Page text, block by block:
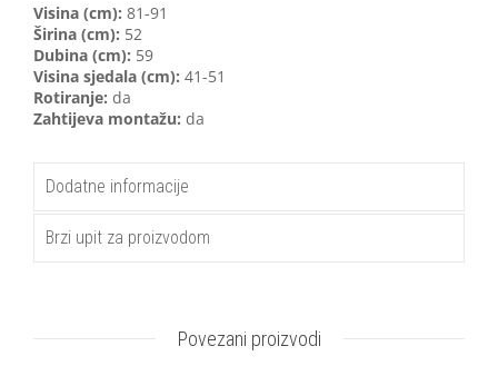
Visina (cm): 81-91
Širina (cm): 52
Dubina (cm): 59
Visina sjedala (cm): 41-51
Rotiranje: da
Zahtijeva montažu: da
Dodatne informacije
Brzi upit za proizvodom
Povezani proizvodi